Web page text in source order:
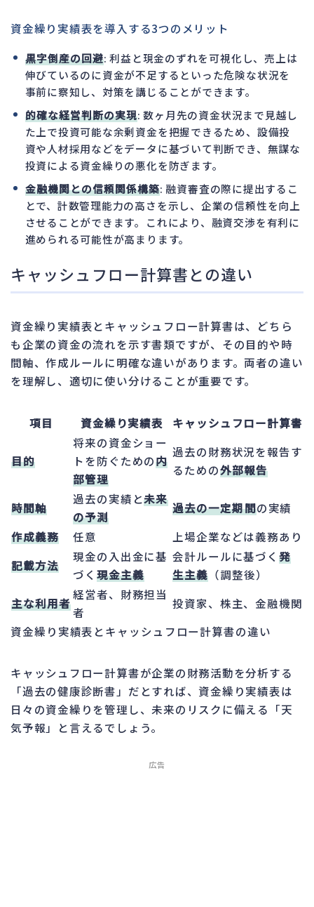
資金繰り実績表を導入する3つのメリット
黒字倒産の回避: 利益と現金のずれを可視化し、売上は
伸びているのに資金が不足するといった危険な状況を
事前に察知し、対策を講じることができます。
的確な経営判断の実現: 数ヶ月先の資金状況まで見越し
た上で投資可能な余剰資金を把握できるため、設備投
資や人材採用などをデータに基づいて判断でき、無謀な
投資による資金繰りの悪化を防ぎます。
金融機関との信頼関係構築: 融資審査の際に提出するこ
とで、計数管理能力の高さを示し、企業の信頼性を向上
させることができます。これにより、融資交渉を有利に
進められる可能性が高まります。
キャッシュフロー計算書との違い
資金繰り実績表とキャッシュフロー計算書は、どちら
も企業の資金の流れを示す書類ですが、その目的や時
間軸、作成ルールに明確な違いがあります。両者の違い
を理解し、適切に使い分けることが重要です。
項目 資金繰り実績表 キャッシュフロー計算書
目的
将来の資金ショー
トを防ぐための内
部管理
過去の財務状況を報告す
るための外部報告
時間軸
過去の実績と未来
の予測
過去の一定期間の実績
作成義務
任意
上場企業などは義務あり
記載方法
現金の入出金に基
づく 現金主義
会計ルールに基づく発
生主義 （調整後）
主な利用者
経営者、財務担当
者
投資家、株主、金融機関
資金繰り実績表とキャッシュフロー計算書の違い
キャッシュフロー計算書が企業の財務活動を分析する
「過去の健康診断書」だとすれば、資金繰り実績表は
日々の資金繰りを管理し、未来のリスクに備える「天
気予報」と言えるでしょう。
広告